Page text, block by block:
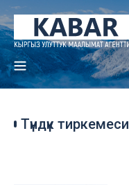
Түндүк тиркемеси